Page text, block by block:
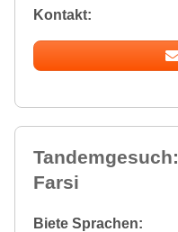
Kontakt:
Farsi
Biete Sprachen: